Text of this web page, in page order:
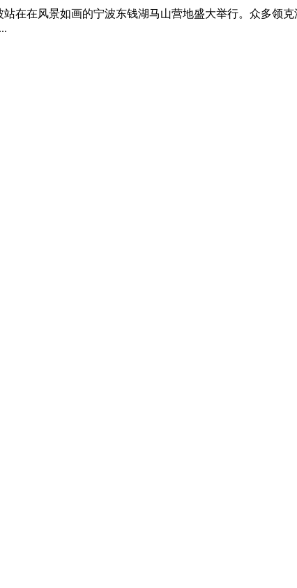
在在风景如画的宁波东钱湖马山营地盛大举行。众多领